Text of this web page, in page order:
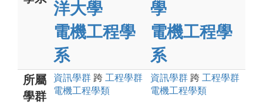
洋大學
電機工程學
系
學
電機工程學
系
所屬
學群
資訊學群 跨 工程學群
電機工程學類
資訊學群 跨 工程學群
電機工程學類